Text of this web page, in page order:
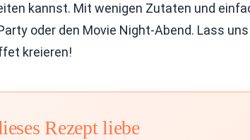
kannst. Mit wenigen Zutaten und
oder den Movie Night-Abend. Lass
kreieren!
Rezept liebe